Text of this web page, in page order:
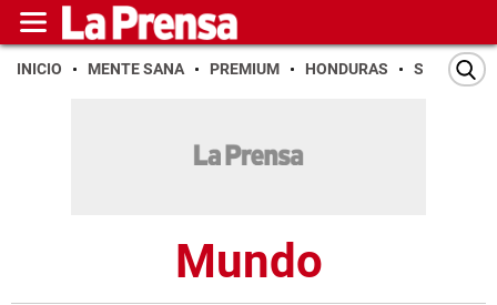
INICIO MENTE SANA PREMIUM HONDURAS SAN PEDRO
Mundo